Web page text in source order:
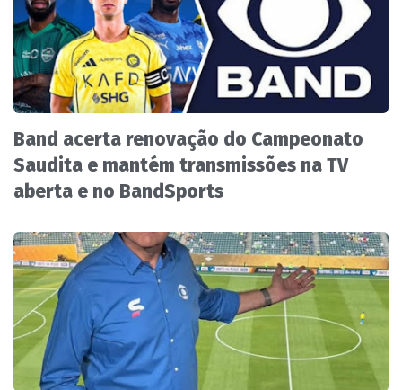
Band acerta renovação do Campeonato
Saudita e mantém transmissões na TV
aberta e no BandSports